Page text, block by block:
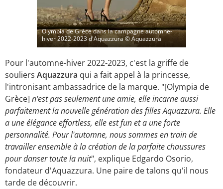
Olympia de Grèce dans la campagne automne-
hiver 2022-2023 d'Aquazzura© Aquazzura
Pour l'automne-hiver 2022-2023, c'est la griffe de
souliers Aquazzura qui a fait appel à la princesse,
l'intronisant ambassadrice de la marque. "[Olympia de
Grèce] n'est pas seulement une amie, elle incarne aussi
parfaitement la nouvelle génération des filles Aquazzura. Elle
a une élégance effortless, elle est fun et a une forte
personnalité. Pour l'automne, nous sommes en train de
travailler ensemble à la création de la parfaite chaussures
pour danser toute la nuit", explique Edgardo Osorio,
fondateur d'Aquazzura. Une paire de talons qu'il nous
tarde de découvrir.